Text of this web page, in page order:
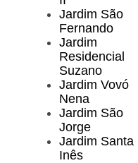
Jardim São
Fernando
Jardim
Residencial
Suzano
Jardim Vovó
Nena
Jardim São
Jorge
Jardim Santa
Inês